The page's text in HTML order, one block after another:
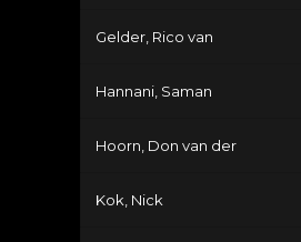
Gelder, Rico van
Hannani, Saman
Hoorn, Don van der
Kok, Nick